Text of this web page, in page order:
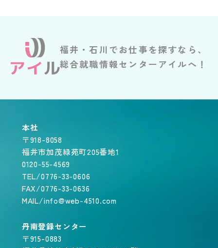
福井・石川でお仕事を探すなら、
総合就職情報センターアイルへ！
本社
〒918-8058
福井市加茂緑苑町205番地1
0120-55-4569
TEL/0776-33-0606
FAX/0776-33-0636
MAIL/info@web-4510.com
丹南登録センター
〒915-0883